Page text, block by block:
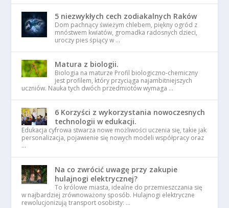
5 niezwykłych cech zodiakalnych Raków
Dom pachnący świeżym chlebem, piękny ogród z
mnóstwem kwiatów, gromadka radosnych dzieci,
uroczy pies śpiący w …
Matura z biologii.
Biologia na maturze Profil biologiczno-chemiczny
jest profilem, który przyciąga najambitniejszych
uczniów. Nauka tych dwóch przedmiotów wymaga …
6 Korzyści z wykorzystania nowoczesnych
technologii w edukacji.
Edukacja cyfrowa stwarza nowe możliwości uczenia się, takie jak
personalizacja, pojawienie się nowych modeli współpracy oraz
…
Na co zwrócić uwagę przy zakupie
hulajnogi elektrycznej?
To królowe miasta, idealne do przemieszczania się
w najbardziej zrównoważony sposób. Hulajnogi elektryczne
rewolucjonizują transport osobisty: …